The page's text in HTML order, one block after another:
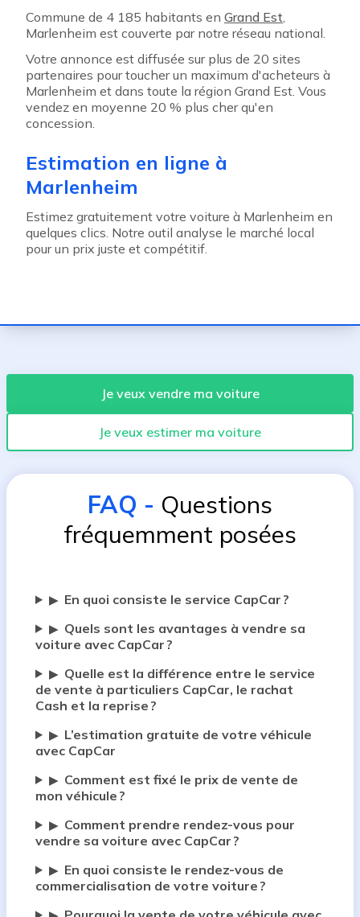
Commune de 4 185 habitants en Grand Est,
Marlenheim est couverte par notre réseau national.
Votre annonce est diffusée sur plus de 20 sites
partenaires pour toucher un maximum d'acheteurs à
Marlenheim et dans toute la région Grand Est. Vous
vendez en moyenne 20 % plus cher qu'en
concession.
Estimation en ligne à
Marlenheim
Estimez gratuitement votre voiture à Marlenheim en
quelques clics. Notre outil analyse le marché local
pour un prix juste et compétitif.
Je veux vendre ma voiture
Je veux estimer ma voiture
FAQ - Questions
fréquemment posées
▶ En quoi consiste le service CapCar ?
▶ Quels sont les avantages à vendre sa
voiture avec CapCar ?
▶ Quelle est la différence entre le service
de vente à particuliers CapCar, le rachat
Cash et la reprise ?
▶ L’estimation gratuite de votre véhicule
avec CapCar
▶ Comment est fixé le prix de vente de
mon véhicule ?
▶ Comment prendre rendez-vous pour
vendre sa voiture avec CapCar ?
▶ En quoi consiste le rendez-vous de
commercialisation de votre voiture ?